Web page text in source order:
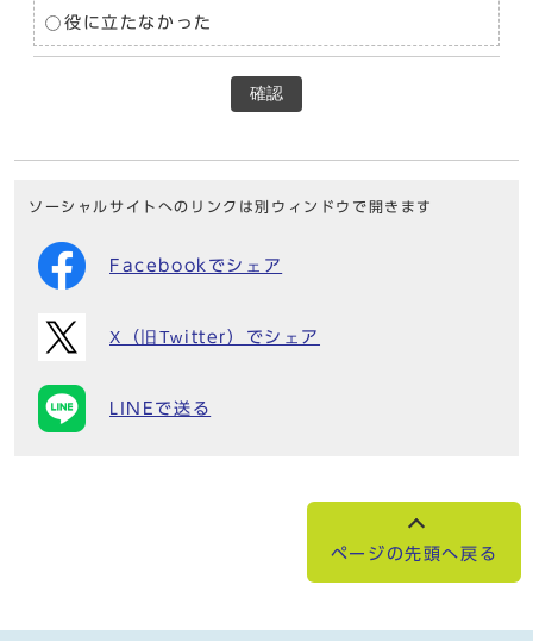
役に立たなかった
確認
ソーシャルサイトへのリンクは別ウィンドウで開きます
Facebookでシェア
X（旧Twitter）でシェア
LINEで送る
ページの先頭へ戻る